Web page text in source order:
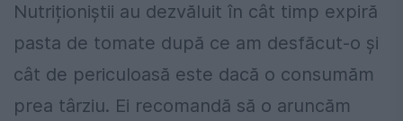
Nutriționiștii au dezvăluit în cât timp expiră
pasta de tomate după ce am desfăcut-o și
cât de periculoasă este dacă o consumăm
prea târziu. Ei recomandă să o aruncăm